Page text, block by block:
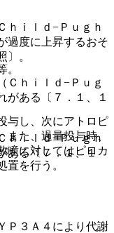
。
与し、次にアトロピ
また、過量投与時、
瞳に対してはピロカ
置を行う。
ｈｉｌｄ−Ｐｕｇｈ
過度に上昇するおそ
〕。
Ｃｈｉｌｄ−Ｐｕｇ
がある〔７．１、１
ｉｌｄ−Ｐｕｇｈ
ある〔７．１、１
Ｐ３Ａ４により代謝